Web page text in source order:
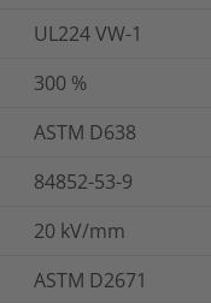
UL224 VW-1
300 %
ASTM D638
84852-53-9
20 kV/mm
ASTM D2671